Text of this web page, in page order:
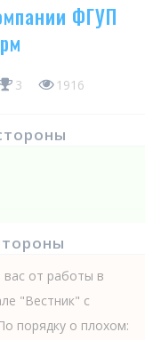
ФГУП
3 1916
вас от работы в
"Вестник" с
порядку о плохом: